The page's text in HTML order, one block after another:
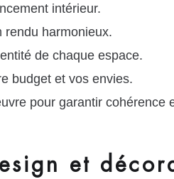
intérieur.
rendu harmonieux.
de chaque espace.
budget et vos envies.
pour garantir cohérence
et